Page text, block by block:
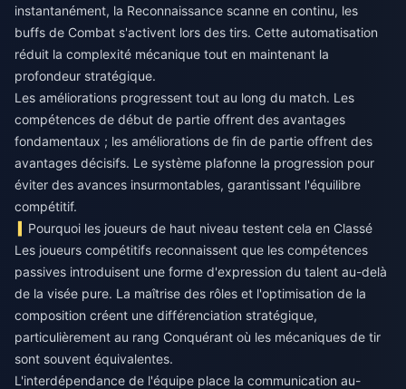
instantanément, la Reconnaissance scanne en continu, les
buffs de Combat s'activent lors des tirs. Cette automatisation
réduit la complexité mécanique tout en maintenant la
profondeur stratégique.
Les améliorations progressent tout au long du match. Les
compétences de début de partie offrent des avantages
fondamentaux ; les améliorations de fin de partie offrent des
avantages décisifs. Le système plafonne la progression pour
éviter des avances insurmontables, garantissant l'équilibre
compétitif.
Pourquoi les joueurs de haut niveau testent cela en Classé
Les joueurs compétitifs reconnaissent que les compétences
passives introduisent une forme d'expression du talent au-delà
de la visée pure. La maîtrise des rôles et l'optimisation de la
composition créent une différenciation stratégique,
particulièrement au rang Conquérant où les mécaniques de tir
sont souvent équivalentes.
L'interdépendance de l'équipe place la communication au-